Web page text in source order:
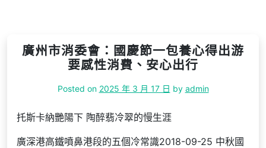
廣州市消委會：國慶節一包養心得出游
要感性消費、安心出行
Posted on 2025 年 3 月 17 日 by admin
托斯卡納艷陽下 陶醉翡冷翠的慢生涯
廣深港高鐵噴鼻港段的五個冷常識2018-09-25 中秋國